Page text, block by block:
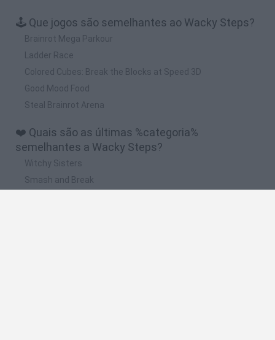
🕹️ Que jogos são semelhantes ao Wacky Steps?
Brainrot Mega Parkour
Ladder Race
Colored Cubes: Break the Blocks at Speed 3D
Good Mood Food
Steal Brainrot Arena
❤️ Quais são as últimas %categoria%
semelhantes a Wacky Steps?
Witchy Sisters
Smash and Break